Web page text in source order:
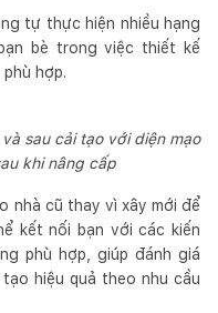
tự thực hiện nhiều hạng
bè trong việc thiết kế
hợp.
sau cải tạo với diện mạo
khi nâng cấp
nhà cũ thay vì xây mới để
kết nối bạn với các kiến
phù hợp, giúp đánh giá
hiệu quả theo nhu cầu